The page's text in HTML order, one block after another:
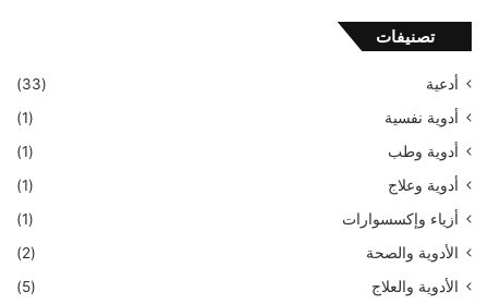
تصنيفات
أدعية
(33)
أدوية نفسية
(1)
أدوية وطب
(1)
أدوية وعلاج
(1)
أزياء وإكسسوارات
(1)
الأدوية والصحة
(2)
الأدوية والعلاج
(5)